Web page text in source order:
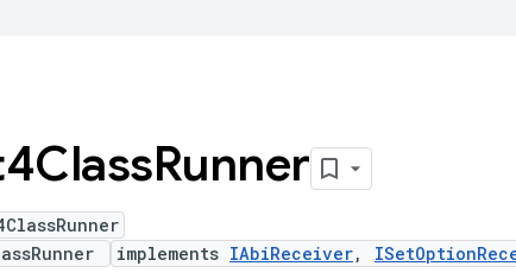
Runner
implements IAbiReceiver,